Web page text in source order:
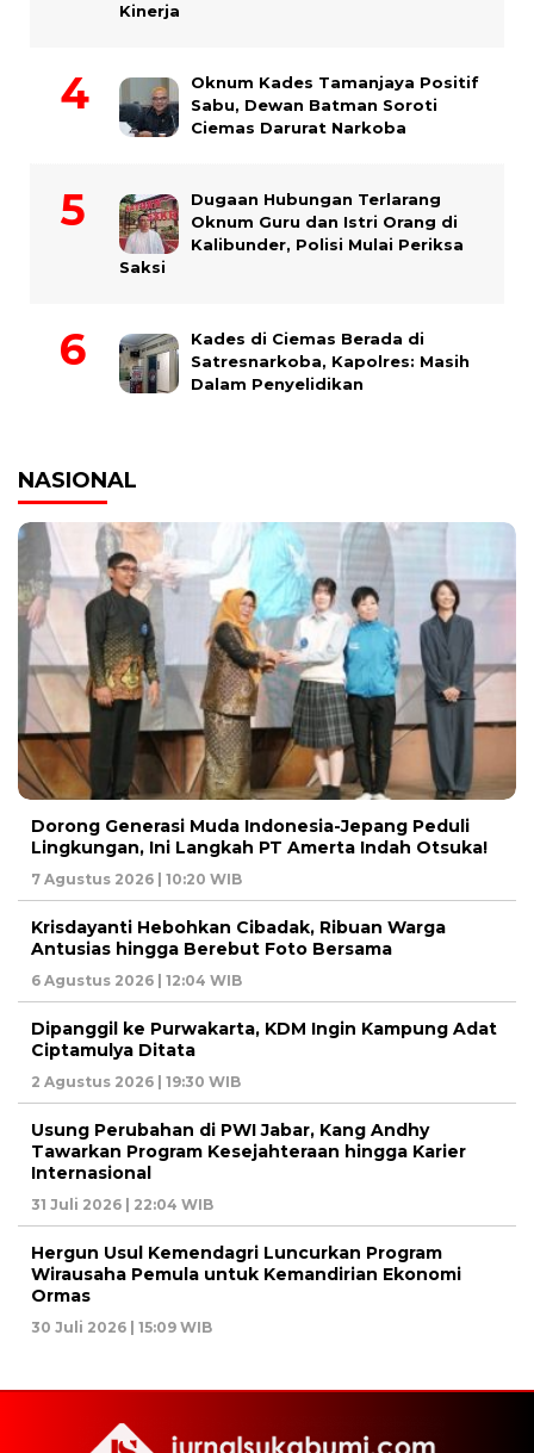
Kinerja
Oknum Kades Tamanjaya Positif
Sabu, Dewan Batman Soroti
Ciemas Darurat Narkoba
Dugaan Hubungan Terlarang
Oknum Guru dan Istri Orang di
Kalibunder, Polisi Mulai Periksa
Saksi
Kades di Ciemas Berada di
Satresnarkoba, Kapolres: Masih
Dalam Penyelidikan
NASIONAL
Dorong Generasi Muda Indonesia-Jepang Peduli
Lingkungan, Ini Langkah PT Amerta Indah Otsuka!
7 Agustus 2026 | 10:20 WIB
Krisdayanti Hebohkan Cibadak, Ribuan Warga
Antusias hingga Berebut Foto Bersama
6 Agustus 2026 | 12:04 WIB
Dipanggil ke Purwakarta, KDM Ingin Kampung Adat
Ciptamulya Ditata
2 Agustus 2026 | 19:30 WIB
Usung Perubahan di PWI Jabar, Kang Andhy
Tawarkan Program Kesejahteraan hingga Karier
Internasional
31 Juli 2026 | 22:04 WIB
Hergun Usul Kemendagri Luncurkan Program
Wirausaha Pemula untuk Kemandirian Ekonomi
Ormas
30 Juli 2026 | 15:09 WIB